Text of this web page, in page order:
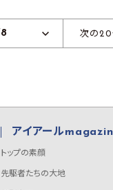
次の20
アイアール
トップの素顔
先駆者たちの大地